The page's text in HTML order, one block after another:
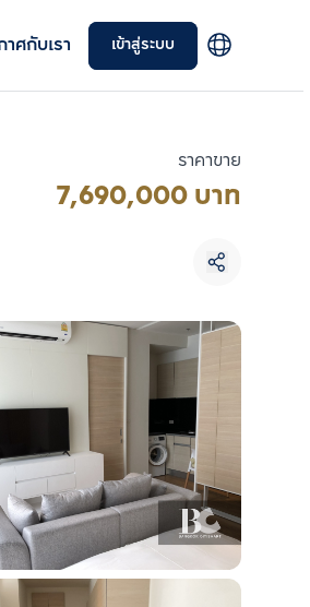
ศกับเรา เข้าสู่ระบบ
ราคาขาย
7,690,000 บาท